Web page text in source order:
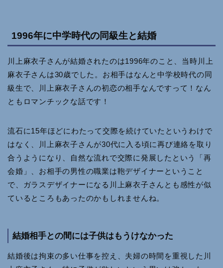
1996年に中学時代の同級生と結婚
川上麻衣子さんが結婚されたのは1996年のこと、当時川上
麻衣子さんは30歳でした。お相手はなんと中学校時代の同
級生で、川上麻衣子さんの初恋の相手なんですって！なん
ともロマンチックな話です！
流石に15年ほどにわたって交際を続けていたというわけで
はなく、川上麻衣子さんが30代に入る頃に再び連絡を取り
合うようになり、自然な流れで交際に発展したという「再
会婚」、お相手の男性の職業は鞄デザイナーということ
で、ガラスデザイナーになる川上麻衣子さんとも感性が似
ているところもあったのかもしれませんね。
結婚相手との間には子供はもうけなかった
結婚後は拘束の多い仕事を控え、夫婦の時間を重視した川